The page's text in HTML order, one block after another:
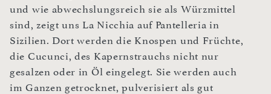
und wie abwechslungsreich sie als Würzmittel
sind, zeigt uns La Nicchia auf Pantelleria in
Sizilien. Dort werden die Knospen und Früchte,
die Cucunci, des Kapernstrauchs nicht nur
gesalzen oder in Öl eingelegt. Sie werden auch
im Ganzen getrocknet, pulverisiert als gut